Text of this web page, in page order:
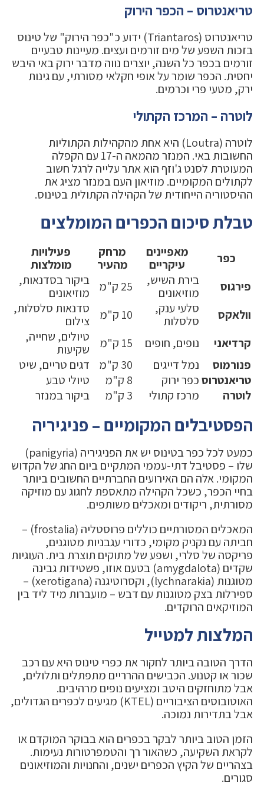
טריאנטרוס – הכפר הירוק
טריאנטרוס (Triantaros) ידוע כ"כפר הירוק" של טינוס
בזכות השפע של מים זורמים ועצים. מעיינות טבעיים
זורמים בכפר כל השנה, יוצרים נווה מדבר ירוק באי היבש
יחסית. הכפר שומר על אופי חקלאי מסורתי, עם גינות
ירק, מטעי פרי וכרמים.
לוטרה – המרכז הקתולי
לוטרה (Loutra) היא אחת מהקהילות הקתוליות
החשובות באי. המנזר מהמאה ה-17 עם הקפלה
המעוטרת לסנט ג'וזף הוא אתר עלייה לרגל חשוב
לקתולים המקומיים. מוזיאון העם במנזר מציג את
ההיסטוריה הייחודית של הקהילה הקתולית בטינוס.
טבלת סיכום הכפרים המומלצים
כפר
מאפיינים
עיקריים
מרחק
מהעיר
פעילויות
מומלצות
פירגוס
בירת השיש,
מוזיאונים
25 ק"מ
ביקור בסדנאות,
מוזיאונים
וולאקס
סלעי ענק,
סלסלות
10 ק"מ
סדנאות סלסלות,
צילום
קרדיאני
נופים, חופים 15 ק"מ
טיולים, שחייה,
שקיעות
פנורמוס
נמל דייגים 30 ק"מ
דגים טריים, שיט
טריאנטרוסכפר ירוק 8 ק"מ
טיולי טבע
לוטרה
מרכז קתולי 3 ק"מ ביקור במנזר
הפסטיבלים המקומיים – פניגיריה
כמעט לכל כפר בטינוס יש את הפניגיריה (panigyria)
שלו – פסטיבל דתי-עממי המתקיים ביום החג של הקדוש
המקומי. אלה הם האירועים החברתיים החשובים ביותר
בחיי הכפר, כשכל הקהילה מתאספת לחגוג עם מוזיקה
מסורתית, ריקודים ומאכלים משותפים.
המאכלים המסורתיים כוללים פרוסטליה (frostalia) –
חביתה עם נקניק מקומי, כדורי עגבניות מטוגנים,
פריקסה של סלרי, ושפע של מתוקים תוצרת בית. העוגיות
שקדים (amygdalota) בטעם אוזו, פשטידות גבינה
מטוגנות (lychnarakia), וקסרוטיגנה (xerotigana) –
ספירלות בצק מטוגנות עם דבש – מועברות מיד ליד בין
המוזיקאים הרוקדים.
המלצות למטייל
הדרך הטובה ביותר לחקור את כפרי טינוס היא עם רכב
שכור או קטנוע. הכבישים ההרריים מתפתלים ותלולים,
אבל מתוחזקים היטב ומציעים נופים מרהיבים.
האוטובוסים הציבוריים (KTEL) מגיעים לכפרים הגדולים,
אבל בתדירות נמוכה.
הזמן הטוב ביותר לבקר בכפרים הוא בבוקר המוקדם או
לקראת השקיעה, כשהאור רך והטמפרטורות נעימות.
בצהריים של הקיץ הכפרים ישנים, והחנויות והמוזיאונים
סגורים.